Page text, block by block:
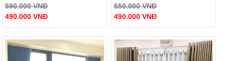
590.000VNĐ
490.000 VNĐ
550.000VNĐ
490.000 VNĐ